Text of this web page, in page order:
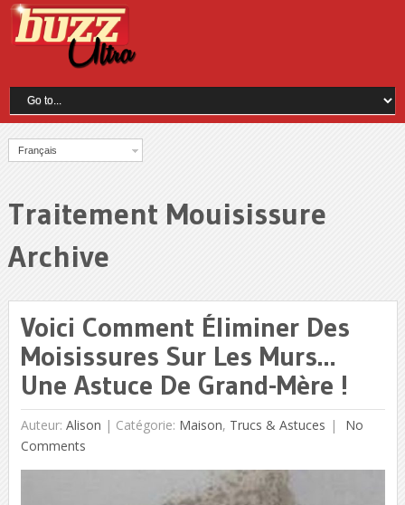
Français
Traitement Mouisissure
Archive
Voici Comment Éliminer Des
Moisissures Sur Les Murs…
Une Astuce De Grand-Mère !
Auteur: Alison | Catégorie: Maison, Trucs & Astuces
No
Comments